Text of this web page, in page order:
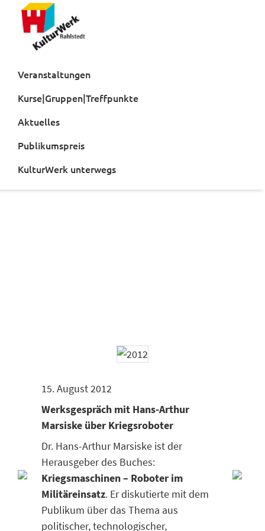
Hauptnavigation
springen
Inhalt
springen
Rahlstedt
Veranstaltungen
Kurse|Gruppen|Treffpunkte
Aktuelles
Publikumspreis
KulturWerk unterwegs
15. August 2012
Werksgespräch mit Hans-Arthur
Marsiske über Kriegsroboter
Dr. Hans-Arthur Marsiske ist der
Herausgeber des Buches:
Kriegsmaschinen – Roboter im
Militäreinsatz. Er diskutierte mit dem
Publikum über das Thema aus
politischer, technologischer,